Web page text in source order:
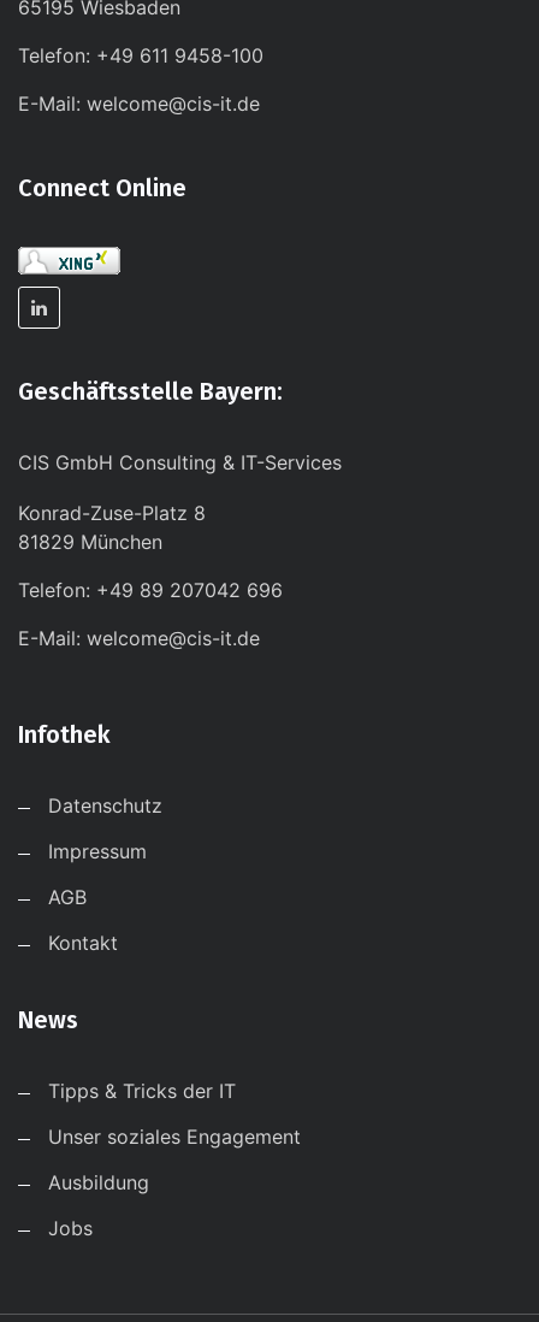
65195 Wiesbaden
Telefon: +49 611 9458-100
E-Mail: welcome@cis-it.de
Connect Online
Geschäftsstelle Bayern:
CIS GmbH Consulting & IT-Services
Konrad-Zuse-Platz 8
81829 München
Telefon: +49 89 207042 696
E-Mail: welcome@cis-it.de
Infothek
Datenschutz
Impressum
AGB
Kontakt
News
Tipps & Tricks der IT
Unser soziales Engagement
Ausbildung
Jobs